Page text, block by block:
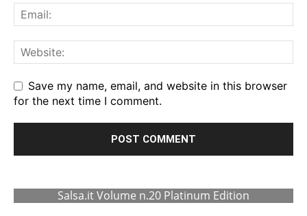
Save my name, email, and website in this browser
for the next time I comment.
Salsa.it Volume n.20 Platinum Edition